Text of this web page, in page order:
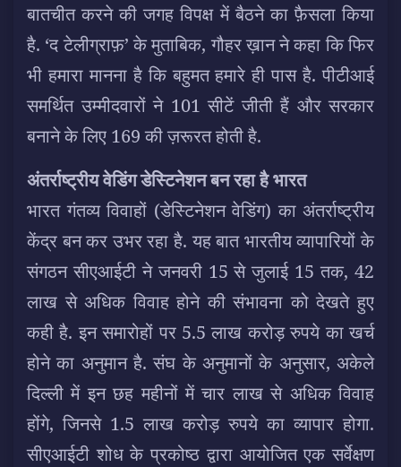
बातचीत करने की जगह विपक्ष में बैठने का फ़ैसला किया
है. ‘द टेलीग्राफ़’ के मुताबिक, गौहर ख़ान ने कहा कि फिर
भी हमारा मानना है कि बहुमत हमारे ही पास है. पीटीआई
समर्थित उम्मीदवारों ने 101 सीटें जीती हैं और सरकार
बनाने के लिए 169 की ज़रूरत होती है.
अंतर्राष्ट्रीय वेडिंग डेस्टिनेशन बन रहा है भारत
भारत गंतव्य विवाहों (डेस्टिनेशन वेडिंग) का अंतर्राष्ट्रीय
केंद्र बन कर उभर रहा है. यह बात भारतीय व्यापारियों के
संगठन सीएआईटी ने जनवरी 15 से जुलाई 15 तक, 42
लाख से अधिक विवाह होने की संभावना को देखते हुए
कही है. इन समारोहों पर 5.5 लाख करोड़ रुपये का खर्च
होने का अनुमान है. संघ के अनुमानों के अनुसार, अकेले
दिल्ली में इन छह महीनों में चार लाख से अधिक विवाह
होंगे, जिनसे 1.5 लाख करोड़ रुपये का व्यापार होगा.
सीएआईटी शोध के प्रकोष्ठ द्वारा आयोजित एक सर्वेक्षण